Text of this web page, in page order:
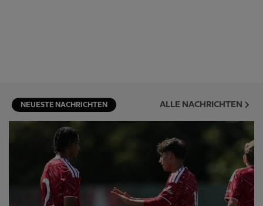
NEUESTE NACHRICHTEN ALLE NACHRICHTEN